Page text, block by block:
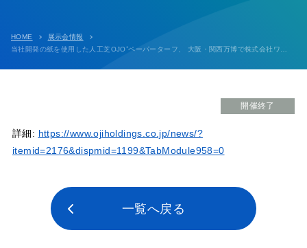
HOME
展示会情報
開催終了
詳細: https://www.ojiholdings.co.jp/news/?
itemid=2176&dispmid=1199&TabModule958=0
一覧へ戻る